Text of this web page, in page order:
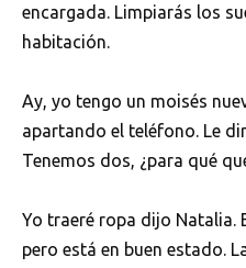
encargada. Limpiarás los
habitación.
Ay, yo tengo un moisés
apartando el teléfono. Le
Tenemos dos, ¿para qué
Yo traeré ropa dijo Natalia.
pero está en buen estado.